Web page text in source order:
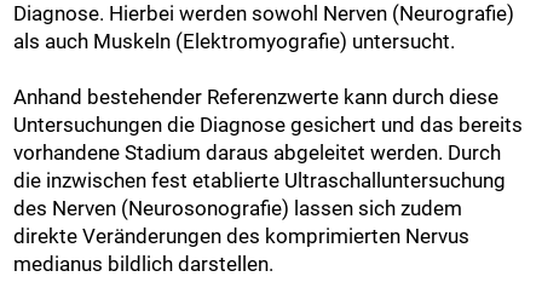
Diagnose. Hierbei werden sowohl Nerven (Neurografie)
als auch Muskeln (Elektromyografie) untersucht.
Anhand bestehender Referenzwerte kann durch diese
Untersuchungen die Diagnose gesichert und das bereits
vorhandene Stadium daraus abgeleitet werden. Durch
die inzwischen fest etablierte Ultraschalluntersuchung
des Nerven (Neurosonografie) lassen sich zudem
direkte Veränderungen des komprimierten Nervus
medianus bildlich darstellen.